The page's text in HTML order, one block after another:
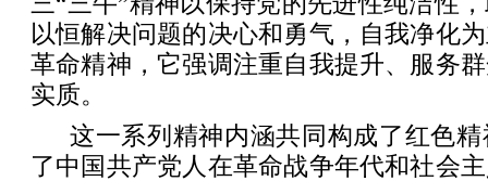
以恒解决问题的决心和勇气，自我净化
革命精神，它强调注重自我提升、服务
实质。
这一系列精神内涵共同构成了红色
了中国共产党人在革命战争年代和社会